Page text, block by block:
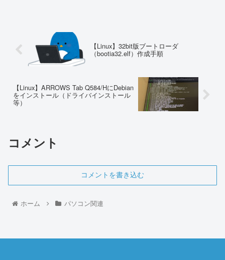
【Linux】32bit版ブートローダ
（bootia32.elf）作成手順
【Linux】ARROWS Tab Q584/HにDebian
をインストール（ドライバインストール
等）
コメント
コメントを書き込む
ホーム パソコン関連